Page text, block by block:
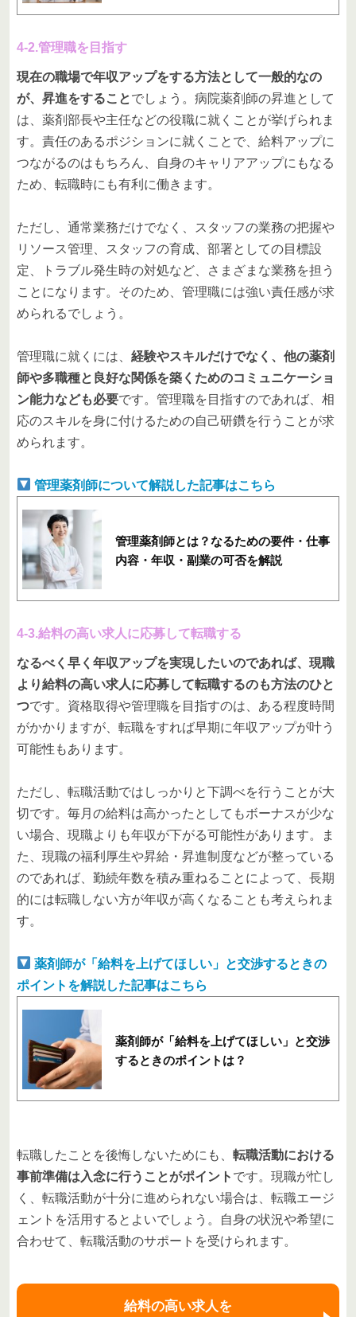
4-2.管理職を目指す
現在の職場で年収アップをする方法として一般的なの
が、昇進をすることでしょう。病院薬剤師の昇進として
は、薬剤部長や主任などの役職に就くことが挙げられま
す。責任のあるポジションに就くことで、給料アップに
つながるのはもちろん、自身のキャリアアップにもなる
ため、転職時にも有利に働きます。
ただし、通常業務だけでなく、スタッフの業務の把握や
リソース管理、スタッフの育成、部署としての目標設
定、トラブル発生時の対処など、さまざまな業務を担う
ことになります。そのため、管理職には強い責任感が求
められるでしょう。
管理職に就くには、 経験やスキルだけでなく、他の薬剤
師や多職種と良好な関係を築くためのコミュニケーショ
ン能力なども必要です。管理職を目指すのであれば、相
応のスキルを身に付けるための自己研鑽を行うことが求
められます。
管理薬剤師について解説した記事はこちら
管理薬剤師とは？なるための要件・仕事
内容・年収・副業の可否を解説
4-3.給料の高い求人に応募して転職する
なるべく早く年収アップを実現したいのであれば、現職
より給料の高い求人に応募して転職するのも方法のひと
つです。資格取得や管理職を目指すのは、ある程度時間
がかかりますが、転職をすれば早期に年収アップが叶う
可能性もあります。
ただし、転職活動ではしっかりと下調べを行うことが大
切です。毎月の給料は高かったとしてもボーナスが少な
い場合、現職よりも年収が下がる可能性があります。ま
た、現職の福利厚生や昇給・昇進制度などが整っている
のであれば、勤続年数を積み重ねることによって、長期
的には転職しない方が年収が高くなることも考えられま
す。
薬剤師が「給料を上げてほしい」と交渉するときの
ポイントを解説した記事はこちら
薬剤師が「給料を上げてほしい」と交渉
するときのポイントは？
転職したことを後悔しないためにも、 転職活動における
事前準備は入念に行うことがポイント です。現職が忙し
く、転職活動が十分に進められない場合は、転職エージ
ェントを活用するとよいでしょう。自身の状況や希望に
合わせて、転職活動のサポートを受けられます。
給料の高い求人を